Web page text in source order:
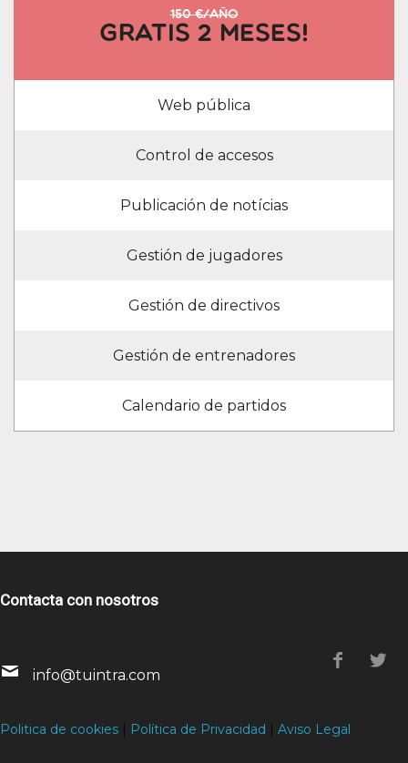
150 €/año
Gratis 2 Meses!
Web pública
Control de accesos
Publicación de notícias
Gestión de jugadores
Gestión de directivos
Gestión de entrenadores
Calendario de partidos
Contacta con nosotros
info@tuintra.com
Politica de cookies Política de Privacidad Aviso Legal